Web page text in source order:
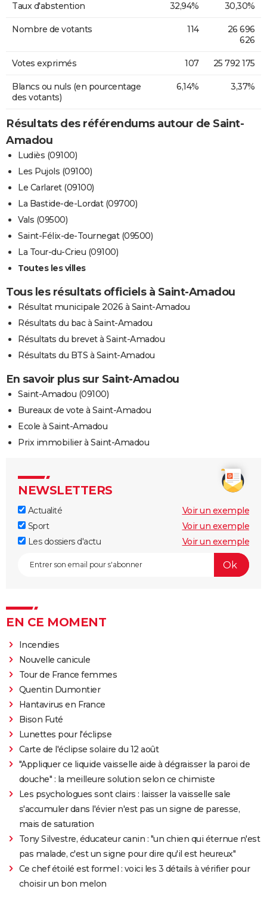
Taux d'abstention 32,94% 30,30%
Nombre de votants 114
26 696
626
Votes exprimés 107 25 792 175
Blancs ou nuls (en pourcentage
des votants)
6,14% 3,37%
Résultats des référendums autour de Saint-
Amadou
Ludiès (09100)
Les Pujols (09100)
Le Carlaret (09100)
La Bastide-de-Lordat (09700)
Vals (09500)
Saint-Félix-de-Tournegat (09500)
La Tour-du-Crieu (09100)
Toutes les villes
Tous les résultats officiels à Saint-Amadou
Résultat municipale 2026 à Saint-Amadou
Résultats du bac à Saint-Amadou
Résultats du brevet à Saint-Amadou
Résultats du BTS à Saint-Amadou
En savoir plus sur Saint-Amadou
Saint-Amadou (09100)
Bureaux de vote à Saint-Amadou
Ecole à Saint-Amadou
Prix immobilier à Saint-Amadou
NEWSLETTERS
Actualité
Voir un exemple
Sport
Voir un exemple
Les dossiers d'actu
Voir un exemple
EN CE MOMENT
Incendies
Nouvelle canicule
Tour de France femmes
Quentin Dumontier
Hantavirus en France
Bison Futé
Lunettes pour l'éclipse
Carte de l'éclipse solaire du 12 août
"Appliquer ce liquide vaisselle aide à dégraisser la paroi de
douche" : la meilleure solution selon ce chimiste
Les psychologues sont clairs : laisser la vaisselle sale
s'accumuler dans l'évier n'est pas un signe de paresse,
mais de saturation
Tony Silvestre, éducateur canin : "un chien qui éternue n'est
pas malade, c'est un signe pour dire qu'il est heureux"
Ce chef étoilé est formel : voici les 3 détails à vérifier pour
choisir un bon melon